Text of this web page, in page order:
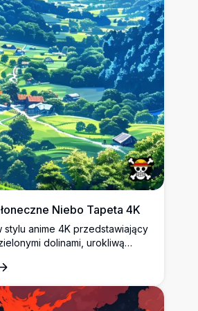
Niebo Tapeta 4K
stylu anime 4K przedstawiający
dolinami, urokliwą
i dramatycznymi białymi
nieba. Idealne jako